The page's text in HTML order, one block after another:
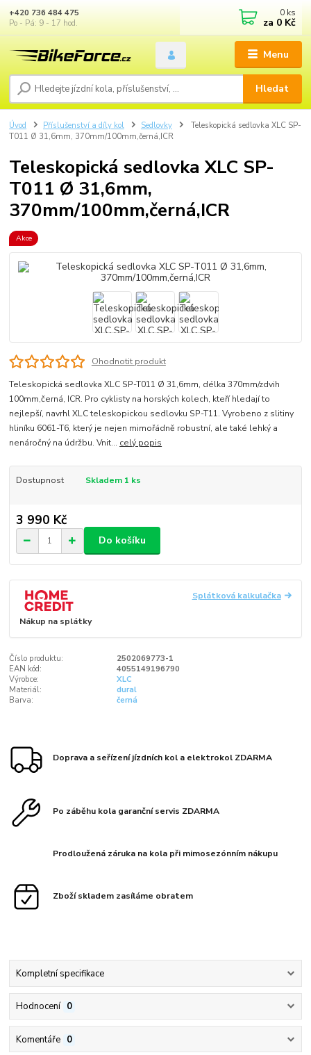
Menu
Hledat
+420 736 484 475
Po - Pá: 9 - 17 hod.
0 ks
za 0 Kč
Úvod Příslušenství a díly kol Sedlovky
Teleskopická sedlovka XLC SP-
T011 Ø 31,6mm, 370mm/100mm,černá,ICR
Teleskopická sedlovka XLC SP-
T011 Ø 31,6mm,
370mm/100mm,černá,ICR
Akce
Ohodnotit produkt
Teleskopická sedlovka XLC SP-T011 Ø 31,6mm, délka 370mm/zdvih
100mm,černá, ICR. Pro cyklisty na horských kolech, kteří hledají to
nejlepší, navrhl XLC teleskopickou sedlovku SP-T11. Vyrobeno z slitiny
hliníku 6061-T6, který je nejen mimořádně robustní, ale také lehký a
nenáročný na údržbu. Vnit... celý popis
Dostupnost Skladem 1 ks
3 990 Kč
Do košíku
Splátková kalkulačka
Nákup na splátky
Číslo produktu:
2502069773-1
EAN kód:
4055149196790
Výrobce:
XLC
Materiál:
dural
Barva:
černá
Doprava a seřízení jízdních kol a elektrokol ZDARMA
Po záběhu kola garanční servis ZDARMA
Prodloužená záruka na kola při mimosezónním nákupu
Zboží skladem zasíláme obratem
Kompletní specifikace
Hodnocení 0
Komentáře 0